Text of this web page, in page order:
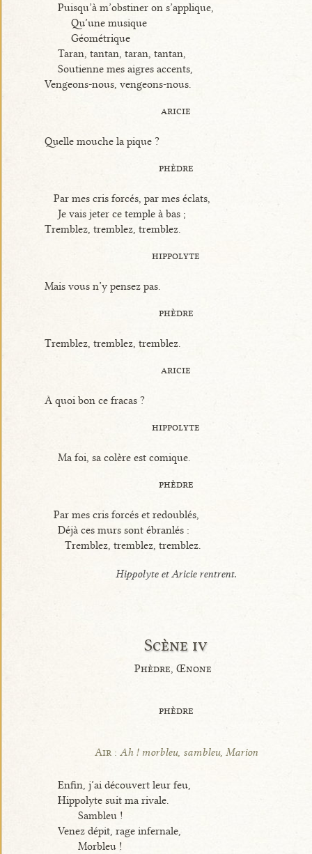
Puisqu’à m’obstiner on s’applique,
Qu’une musique
Géométrique
Taran, tantan, taran, tantan,
Soutienne mes aigres accents,
Vengeons-nous, vengeons-nous.
aricie
Quelle mouche la pique ?
phèdre
Par mes cris forcés, par mes éclats,
Je vais jeter ce temple à bas ;
Tremblez, tremblez, tremblez.
hippolyte
Mais vous n’y pensez pas.
phèdre
Tremblez, tremblez, tremblez.
aricie
À quoi bon ce fracas ?
hippolyte
Ma foi, sa colère est comique.
phèdre
Par mes cris forcés et redoublés,
Déjà ces murs sont ébranlés :
Tremblez, tremblez, tremblez.
Hippolyte et Aricie rentrent.
Scène iv
Phèdre, Œnone
phèdre
Air : Ah ! morbleu, sambleu, Marion
Enfin, j’ai découvert leur feu,
Hippolyte suit ma rivale.
Sambleu !
Venez dépit, rage infernale,
Morbleu !